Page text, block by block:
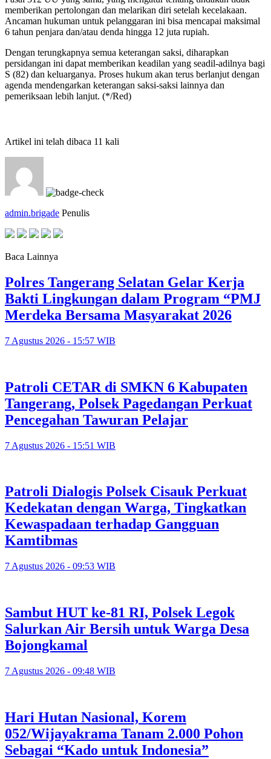
memberikan pertolongan dan melarikan diri setelah kecelakaan.
Ancaman hukuman untuk pelanggaran ini bisa mencapai maksimal
6 tahun penjara dan/atau denda hingga 12 juta rupiah.
Dengan terungkapnya semua keterangan saksi, diharapkan
persidangan ini dapat memberikan keadilan yang seadil-adilnya bagi
S (82) dan keluarganya. Proses hukum akan terus berlanjut dengan
agenda mendengarkan keterangan saksi-saksi lainnya dan
pemeriksaan lebih lanjut. (*/Red)
Artikel ini telah dibaca 11 kali
admin.brigade Penulis
Baca Lainnya
Polres Tangerang Selatan Gelar Kerja
Bakti Lingkungan dalam Program “PMJ
Merdeka Bersama Masyarakat 2026
7 Agustus 2026 - 15:57 WIB
Patroli CETAR di SMKN 6 Kabupaten
Tangerang, Polsek Pagedangan Perkuat
Pencegahan Tawuran Pelajar
7 Agustus 2026 - 15:51 WIB
Patroli Dialogis Polsek Cisauk Perkuat
Kedekatan dengan Warga, Tingkatkan
Kewaspadaan terhadap Gangguan
Kamtibmas
7 Agustus 2026 - 09:53 WIB
Sambut HUT ke-81 RI, Polsek Legok
Salurkan Air Bersih untuk Warga Desa
Bojongkamal
7 Agustus 2026 - 09:48 WIB
Hari Hutan Nasional, Korem
052/Wijayakrama Tanam 2.000 Pohon
Sebagai “Kado untuk Indonesia”